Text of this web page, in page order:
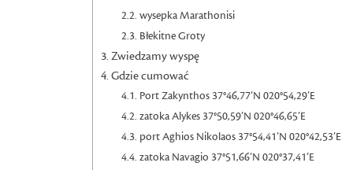
wysepka Marathonisi
Błekitne Groty
Zwiedzamy wyspę
Gdzie cumować
Port Zakynthos 37°46,77’N 020°54,29’E
zatoka Alykes 37°50,59’N 020°46,65’E
port Aghios Nikolaos 37°54,41’N 020°42,53’E
zatoka Navagio 37°51,66’N 020°37,41’E